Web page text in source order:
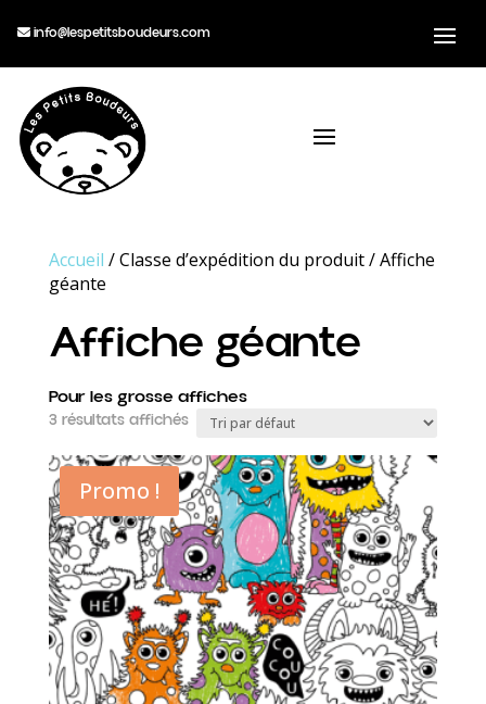
info@lespetitsboudeurs.com
Accueil / Classe d’expédition du produit / Affiche
géante
Affiche géante
Pour les grosse affiches
3 résultats affichés
Promo !